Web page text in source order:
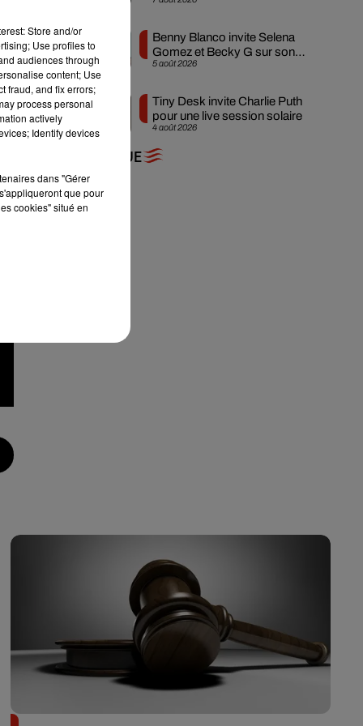
5 août 2026
Benny Blanco invite Selena
Gomez et Becky G sur son
nouveau single
4 août 2026
Tiny Desk invite Charlie Puth
pour une live session solaire
+ DE MUSIQUE
Store and/or
Use profiles to
audiences through
content; Use
fraud, and fix errors;
process personal
actively
Identify devices
dans "Gérer
que pour
cookies" situé en